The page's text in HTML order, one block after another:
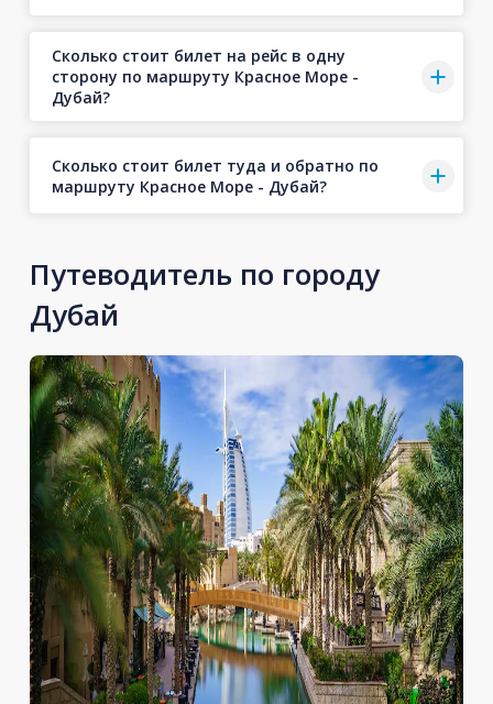
Сколько стоит билет на рейс в одну
сторону по маршруту Красное Море -
Дубай?
Сколько стоит билет туда и обратно по
маршруту Красное Море - Дубай?
Путеводитель по городу
Дубай